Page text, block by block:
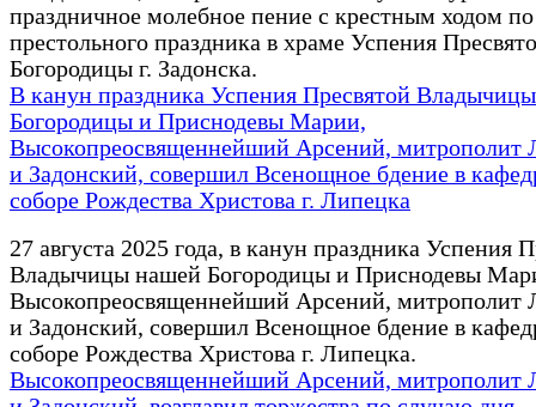
праздничное молебное пение с крестным ходом
престольного праздника в храме Успения
Богородицы г. Задонска.
В канун праздника Успения Пресвятой
Богородицы и Приснодевы Марии,
Высокопреосвященнейший Арсений, митрополит
и Задонский, совершил Всенощное бдение в
соборе Рождества Христова г. Липецка
27 августа 2025 года, в канун праздника Успения
Владычицы нашей Богородицы и Приснодевы
Высокопреосвященнейший Арсений, митрополит
и Задонский, совершил Всенощное бдение в
соборе Рождества Христова г. Липецка.
Высокопреосвященнейший Арсений, митрополит